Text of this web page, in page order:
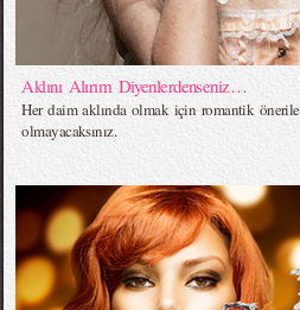
Aklını Alırım Diyenlerdenseniz…
Her daim aklında olmak için romantik
olmayacaksınız.